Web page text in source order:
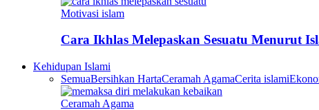
Motivasi islam
Cara Ikhlas Melepaskan Sesuatu Menurut
Kehidupan Islami
SemuaBersihkan HartaCeramah AgamaCerita islami
Ceramah Agama